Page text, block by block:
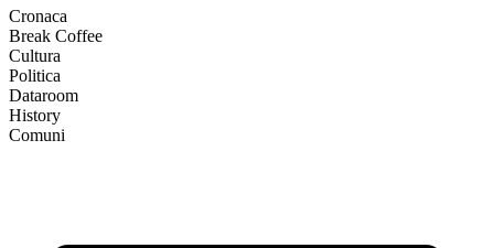
Cronaca
Break Coffee
Cultura
Politica
Dataroom
History
Comuni